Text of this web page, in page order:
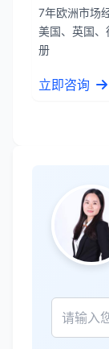
7年欧洲市场
美国、英国、
册
立即咨询
张先生
服务
金兔